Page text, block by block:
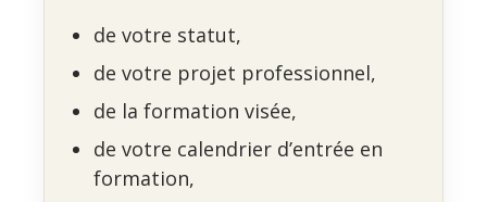
de votre statut,
de votre projet professionnel,
de la formation visée,
de votre calendrier d’entrée en
formation,